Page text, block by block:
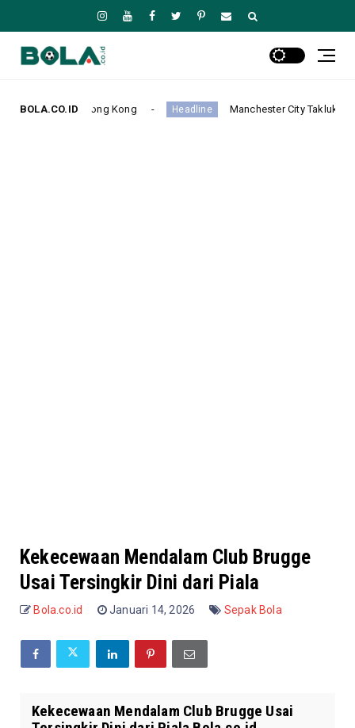
BOLA.CO.IDHeadline Manchester City Taklukkan K-League Stars 3-1
Kekecewaan Mendalam Club Brugge
Usai Tersingkir Dini dari Piala
Bola.co.id Januari 14, 2026 Sepak Bola
Kekecewaan Mendalam Club Brugge Usai